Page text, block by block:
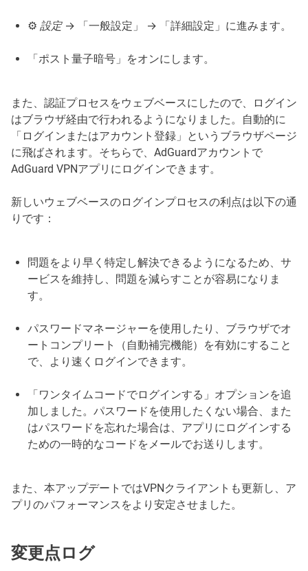
⚙️ 設定→ 「一般設定」 → 「詳細設定」に進みます。
「ポスト量子暗号」をオンにします。
また、認証プロセスをウェブベースにしたので、ログイン
はブラウザ経由で行われるようになりました。自動的に
「ログインまたはアカウント登録」というブラウザページ
に飛ばされます。そちらで、AdGuardアカウントで
AdGuard VPNアプリにログインできます。
新しいウェブベースのログインプロセスの利点は以下の通
りです：
問題をより早く特定し解決できるようになるため、サ
ービスを維持し、問題を減らすことが容易になりま
す。
パスワードマネージャーを使用したり、ブラウザでオ
ートコンプリート（自動補完機能）を有効にすること
で、より速くログインできます。
「ワンタイムコードでログインする」オプションを追
加しました。パスワードを使用したくない場合、また
はパスワードを忘れた場合は、アプリにログインする
ための一時的なコードをメールでお送りします。
また、本アップデートではVPNクライアントも更新し、ア
プリのパフォーマンスをより安定させました。
変更点ログ